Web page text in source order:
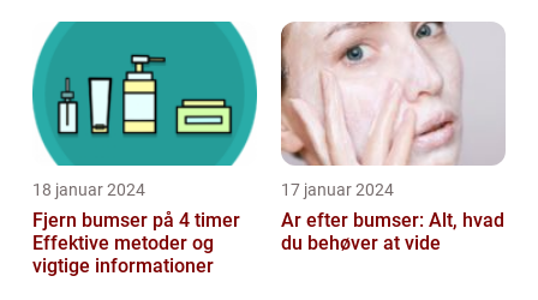
18 januar 2024
Fjern bumser på 4 timer
Effektive metoder og
vigtige informationer
17 januar 2024
Ar efter bumser: Alt, hvad
du behøver at vide